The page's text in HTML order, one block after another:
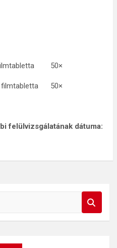
50×
50×
felülvizsgálatának dátuma: